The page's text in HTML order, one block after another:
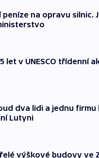
na opravu silnic.
let v UNESCO třídenní
dva lidi a jednu firmu
Lutyni
výškové budovy ve